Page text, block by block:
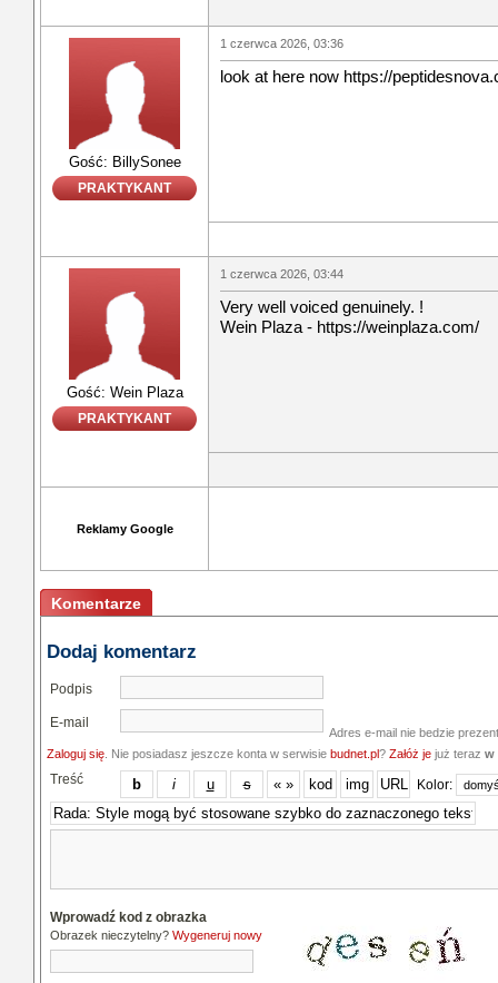
Gość: BillySonee
PRAKTYKANT
1 czerwca 2026, 03:36
look at here now https://
Gość: Wein Plaza
PRAKTYKANT
1 czerwca 2026, 03:44
Very well voiced genuinely. !
Wein Plaza - https://weinplaza.com/
Reklamy Google
Komentarze
Dodaj komentarz
Podpis
E-mail
Adres e-mail nie bedzie
Zaloguj się . Nie posiadasz jeszcze konta w serwisie budnet.pl? Załóż je już teraz w
Treść Kolor:
Wprowadź kod z obrazka
Obrazek nieczytelny? Wygeneruj nowy